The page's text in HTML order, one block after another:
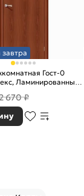
Гост-0
Ламинированные
глухая,
670 ₽